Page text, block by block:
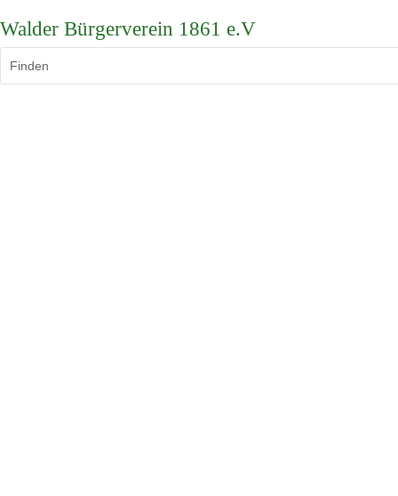
Walder Bürgerverein 1861 e.V
Finden